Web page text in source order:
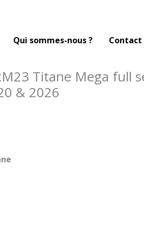
Qui sommes-nous ? Contact
Titane Mega full
& 2026